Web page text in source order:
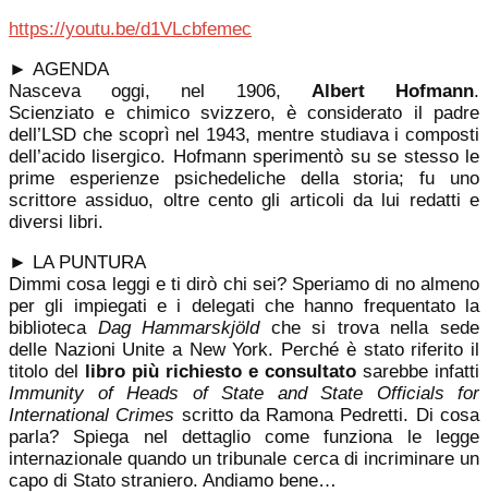
https://youtu.be/d1VLcbfemec
► AGENDA
Nasceva oggi, nel 1906, Albert Hofmann.
Scienziato e chimico svizzero, è considerato il padre
dell’LSD che scoprì nel 1943, mentre studiava i composti
dell’acido lisergico. Hofmann sperimentò su se stesso le
prime esperienze psichedeliche della storia; fu uno
scrittore assiduo, oltre cento gli articoli da lui redatti e
diversi libri.
► LA PUNTURA
Dimmi cosa leggi e ti dirò chi sei? Speriamo di no almeno
per gli impiegati e i delegati che hanno frequentato la
biblioteca Dag Hammarskjöldche si trova nella sede
delle Nazioni Unite a New York. Perché è stato riferito il
titolo del libro più richiesto e consultato sarebbe infatti
Immunity of Heads of State and State Officials for
International Crimes scritto da Ramona Pedretti. Di cosa
parla? Spiega nel dettaglio come funziona le legge
internazionale quando un tribunale cerca di incriminare un
capo di Stato straniero. Andiamo bene…